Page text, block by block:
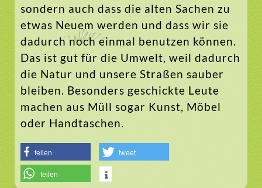
sondern auch dass die alten Sachen zu
etwas Neuem werden und dass wir sie
dadurch noch einmal benutzen können.
Das ist gut für die Umwelt, weil dadurch
die Natur und unsere Straßen sauber
bleiben. Besonders geschickte Leute
machen aus Müll sogar Kunst, Möbel
oder Handtaschen.
teilen tweet
teilen